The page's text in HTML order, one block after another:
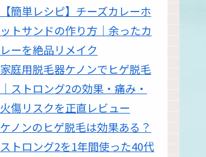
【簡単レシピ】チーズカレーホ
ットサンドの作り方｜余ったカ
レーを絶品リメイク
家庭用脱毛器ケノンでヒゲ脱毛
｜ストロング2の効果・痛み・
火傷リスクを正直レビュー
ケノンのヒゲ脱毛は効果ある？
ストロング2を1年間使った40代